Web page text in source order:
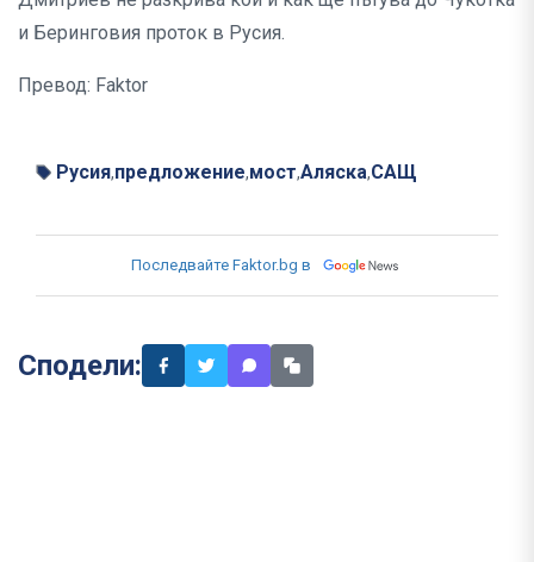
и Беринговия проток в Русия.
Превод: Faktor
Русия,предложение,мост,Аляска,САЩ
Последвайте Faktor.bg в
Сподели: